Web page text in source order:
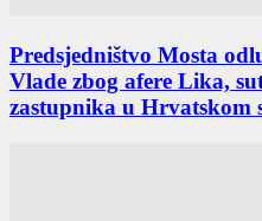
Predsjedništvo Mosta
Vlade zbog afere Lika,
zastupnika u Hrvatskom